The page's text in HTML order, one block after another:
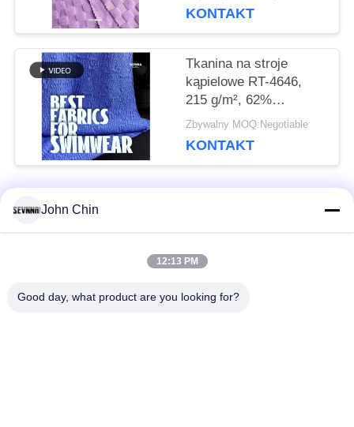
KONTAKT
Tkanina na stroje
kąpielowe RT-4646,
215 g/m², 62%
poliester z recyklingu +
elastan
Zbywalny MOQ:Negotiable
KONTAKT
popularne kategorie Wszystko
stroje kąpielowe
recyklingu
John Chin
12:13 PM
Good day, what product are you looking for?